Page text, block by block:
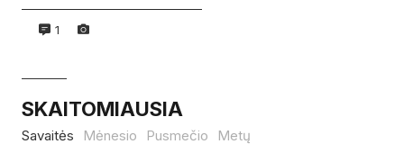
1
SKAITOMIAUSIA
Savaitės Mėnesio Pusmečio Metų